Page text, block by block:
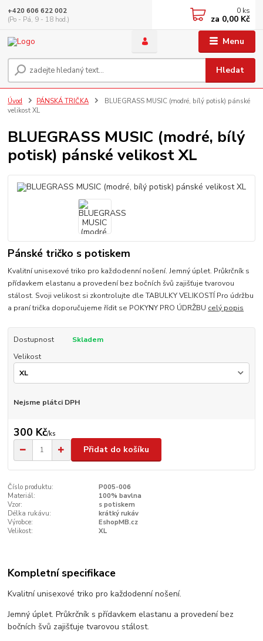
Menu
Hledat
+420 606 622 002
(Po - Pá, 9 - 18 hod.)
0 ks
za 0,00 Kč
Úvod PÁNSKÁ TRIČKA
BLUEGRASS MUSIC (modré, bílý potisk) pánské
velikost XL
BLUEGRASS MUSIC (modré, bílý
potisk) pánské velikost XL
Pánské tričko s potiskem
Kvalitní unisexové triko pro každodenní nošení. Jemný úplet. Průkrčník s
přídavkem elastanu a provedení bez bočních švů zajišťuje tvarovou
stálost. Svoji velikost si zkontrolujte dle TABULKY VELIKOSTÍ Pro údržbu
a praní trička doporučujeme řídit se POKYNY PRO ÚDRŽBU celý popis
Dostupnost
Skladem
Velikost
Nejsme plátci DPH
300 Kč/ks
Přidat do košíku
Číslo produktu:
P005-006
Materiál:
100% bavlna
Vzor:
s potiskem
Délka rukávu:
krátký rukáv
Výrobce:
EshopMB.cz
Velikost:
XL
Kompletní specifikace
Kvalitní unisexové triko pro každodenní nošení.
Jemný úplet. Průkrčník s přídavkem elastanu a provedení bez
bočních švů zajišťuje tvarovou stálost.